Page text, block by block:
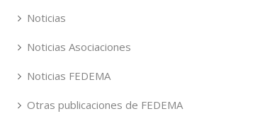
Noticias
Noticias Asociaciones
Noticias FEDEMA
Otras publicaciones de FEDEMA